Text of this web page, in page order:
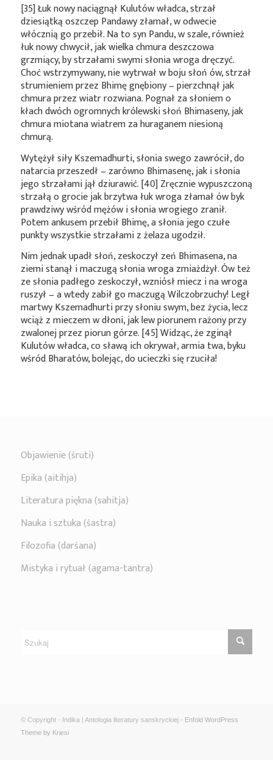
[35] Łuk nowy naciągnął Kulutów władca, strzał
dziesiątką oszczep Pandawy złamał, w odwecie
włócznią go przebił. Na to syn Pandu, w szale, również
łuk nowy chwycił, jak wielka chmura deszczowa
grzmiący, by strzałami swymi słonia wroga dręczyć.
Choć wstrzymywany, nie wytrwał w boju słoń ów, strzał
strumieniem przez Bhimę gnębiony – pierzchnął jak
chmura przez wiatr rozwiana. Pognał za słoniem o
kłach dwóch ogromnych królewski słoń Bhimaseny, jak
chmura miotana wiatrem za huraganem niesioną
chmurą.
Wytężył siły Kszemadhurti, słonia swego zawrócił, do
natarcia przeszedł – zarówno Bhimasenę, jak i słonia
jego strzałami jął dziurawić. [40] Zręcznie wypuszczoną
strzałą o grocie jak brzytwa łuk wroga złamał ów byk
prawdziwy wśród mężów i słonia wrogiego zranił.
Potem ankusem przebił Bhimę, a słonia jego czułe
punkty wszystkie strzałami z żelaza ugodził.
Nim jednak upadł słoń, zeskoczył zeń Bhimasena, na
ziemi stanął i maczugą słonia wroga zmiażdżył. Ów też
ze słonia padłego zeskoczył, wzniósł miecz i na wroga
ruszył – a wtedy zabił go maczugą Wilczobrzuchy! Legł
martwy Kszemadhurti przy słoniu swym, bez życia, lecz
wciąż z mieczem w dłoni, jak lew piorunem rażony przy
zwalonej przez piorun górze. [45] Widząc, że zginął
Kulutów władca, co sławą ich okrywał, armia twa, byku
wśród Bharatów, bolejąc, do ucieczki się rzuciła!
Objawienie (śruti)
Epika (aitihja)
Literatura piękna (sahitja)
Nauka i sztuka (śastra)
Filozofia (darśana)
Mistyka i rytuał (agama-tantra)
© Copyright - Indika | Antologia literatury sanskryckiej - Enfold WordPress
Theme by Kriesi